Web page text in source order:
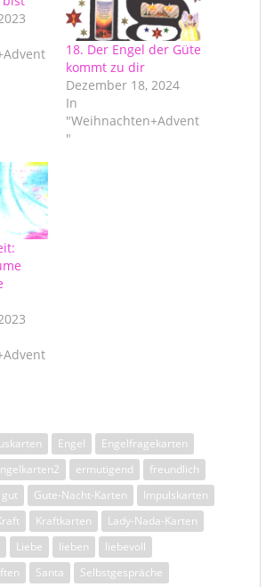
18. Der Engel der Güte
kommt zu dir
Dezember 18, 2024
In
"Weihnachten+Advent
"
Engel
Engelfragekarten
ermutigend
freundlich
gut Gute-Nacht-Karten
Impulskarten
Kraftkarten
Lady-Nada-Karten
Liebe lieben
liebevoll
Santa
Selbstgespräche